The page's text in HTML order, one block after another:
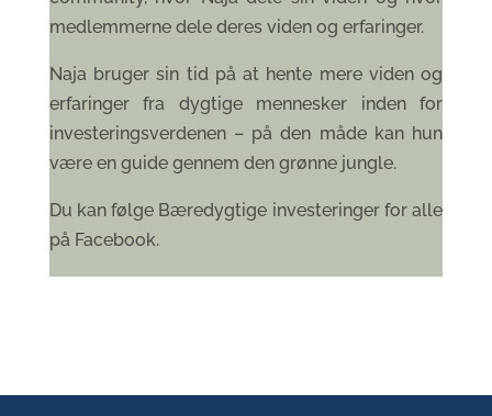
medlemmerne dele deres viden og erfaringer.
Naja bruger sin tid på at hente mere viden og
erfaringer fra dygtige mennesker inden for
investeringsverdenen – på den måde kan hun
være en guide gennem den grønne jungle.
Du kan følge Bæredygtige investeringer for alle
på Facebook.